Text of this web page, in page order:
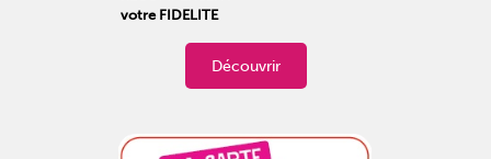
votre FIDELITE
Découvrir